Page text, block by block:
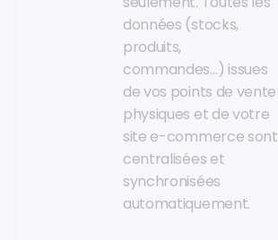
données (stocks,
produits,
commandes…) issues
de vos points de vente
physiques et de votre
site e-commerce sont
centralisées et
synchronisées
automatiquement.